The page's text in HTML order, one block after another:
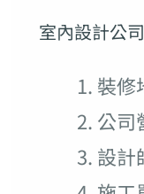
室內設計公
裝修
公司
設計